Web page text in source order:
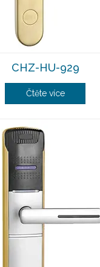
CHZ-HU-929
Čtěte více